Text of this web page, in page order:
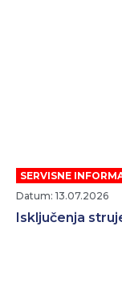
SERVISNE
Datum: 13.07.2026
Isključenja